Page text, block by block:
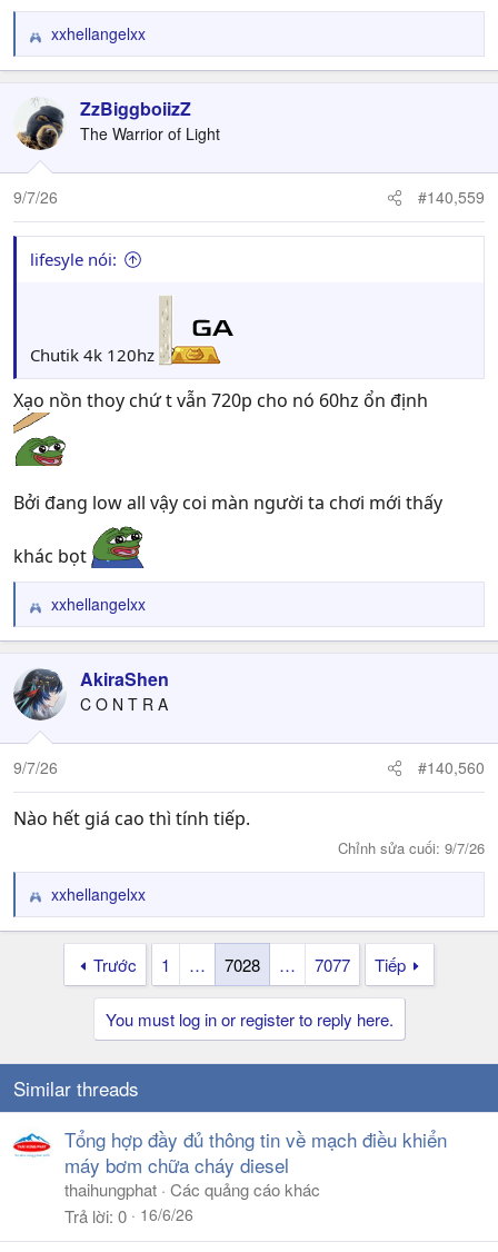
R
e
c
t
i
o
n
:
xxhellangelxx
ZzBiggboiizZ
The Warrior of Light
9/7/26 #140,559
lifesyle nói:
Chutik 4k 120hz
Xạo nồn thoy chứ t vẫn 720p cho nó 60hz ổn định
Bởi đang low all vậy coi màn người ta chơi mới thấy
khác bọt
R
e
c
t
i
o
n
xxhellangelxx
AkiraShen
C O N T R A
9/7/26 #140,560
Nào hết giá cao thì tính tiếp.
Chỉnh sửa cuối: 9/7/26
R
e
s
:
xxhellangelxx
Trước 1 … 7028 … 7077 Tiếp
You must log in or register to reply here.
Similar threads
Tổng hợp đầy đủ thông tin về mạch điều khiển
máy bơm chữa cháy diesel
thaihungphat Các quảng cáo khác
Trả lời 0 16/6/26